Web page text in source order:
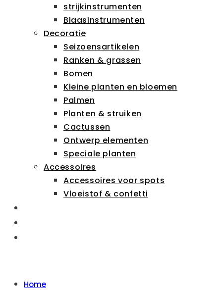
strijkinstrumenten
Blaasinstrumenten
Decoratie
Seizoensartikelen
Ranken & grassen
Bomen
Kleine planten en bloemen
Palmen
Planten & struiken
Cactussen
Ontwerp elementen
Speciale planten
Accessoires
Accessoires voor spots
Vloeistof & confetti
Home